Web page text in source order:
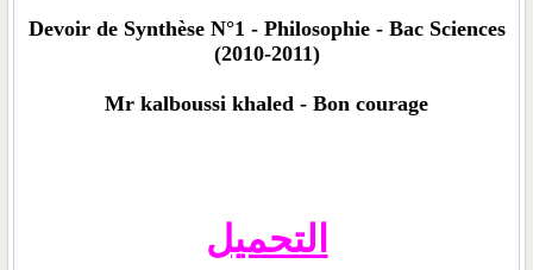
Devoir de Synthèse N°1 - Philosophie - Bac Sciences
(2010-2011)
Mr kalboussi khaled - Bon courage
التحميل